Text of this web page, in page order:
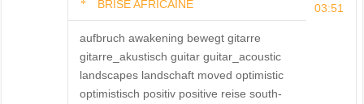
BRISE AFRICAINE 03:51
aufbruch awakening bewegt gitarre
gitarre_akustisch guitar guitar_acoustic
landscapes landschaft moved optimistic
optimistisch positiv positive reise south-